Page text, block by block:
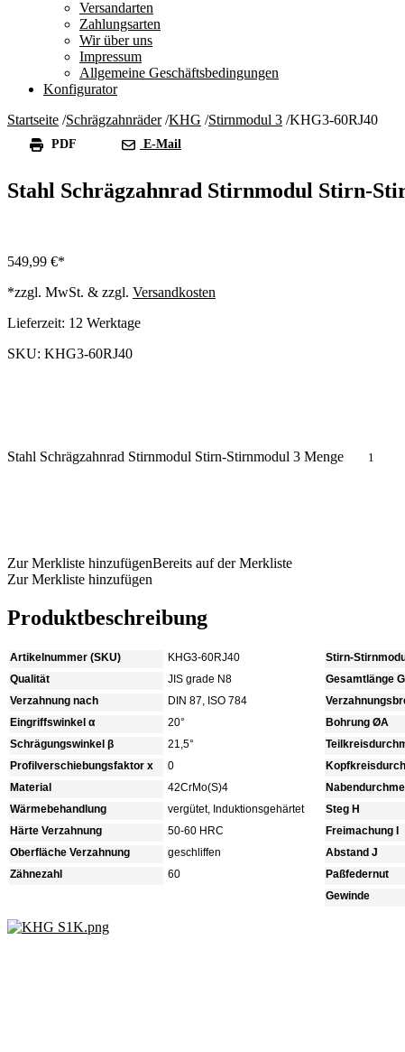
Versandarten
Zahlungsarten
Wir über uns
Impressum
Allgemeine Geschäftsbedingungen
Konfigurator
Startseite /Schrägzahnräder/KHG /Stirnmodul 3 /KHG3-60RJ40
PDF E-Mail
Stahl Schrägzahnrad Stirnmodul Stirn-
549,99 €
*zzgl. MwSt. & zzgl. Versandkosten
Lieferzeit: 12 Werktage
SKU: KHG3-60RJ40
Stahl Schrägzahnrad Stirnmodul Stirn-Stirnmodul 3 Menge
Zur Merkliste hinzufügenBereits auf der Merkliste
Zur Merkliste hinzufügen
Produktbeschreibung
Artikelnummer (SKU)
KHG3-60RJ40
Qualität
JIS grade N8
Verzahnung nach
DIN 87, ISO 784
Eingriffswinkel α
20°
Schrägungswinkel β
21,5°
Profilverschiebungsfaktor x
0
Material
42CrMo(S)4
Wärmebehandlung
vergütet, Induktionsgehärtet
Härte Verzahnung
50-60 HRC
Oberfläche Verzahnung
geschliffen
Zähnezahl
60
Stirn-
Gesamtlänge G
Bohrung ØA
Steg H
Freimachung I
Abstand J
Paßfedernut
Gewinde